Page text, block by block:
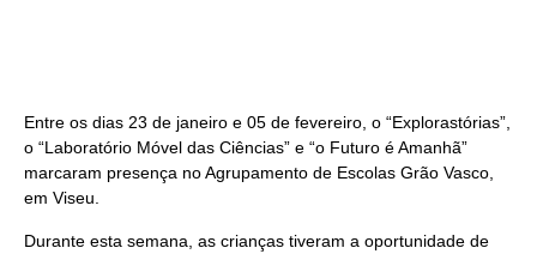
Entre os dias 23 de janeiro e 05 de fevereiro, o “Explorastórias”,
o “Laboratório Móvel das Ciências” e “o Futuro é Amanhã”
marcaram presença no Agrupamento de Escolas Grão Vasco,
em Viseu.
Durante esta semana, as crianças tiveram a oportunidade de